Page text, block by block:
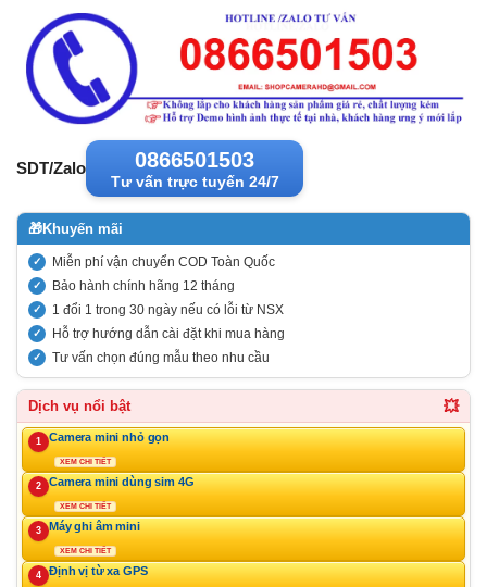
SDT/Zalo 0866501503
Tư vấn trực tuyến 24/7
🎁Khuyến mãi
Miễn phí vận chuyển COD Toàn Quốc
Bảo hành chính hãng 12 tháng
1 đổi 1 trong 30 ngày nếu có lỗi từ NSX
Hỗ trợ hướng dẫn cài đặt khi mua hàng
Tư vấn chọn đúng mẫu theo nhu cầu
Dịch vụ nổi bật 💥
1 Camera mini nhỏ gọn
XEM CHI TIẾT
2 Camera mini dùng sim 4G
XEM CHI TIẾT
3 Máy ghi âm mini
XEM CHI TIẾT
4 Định vị từ xa GPS